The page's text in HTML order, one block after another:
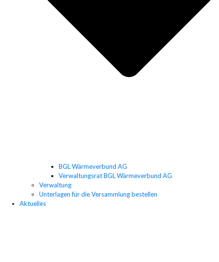
BGL Wärmeverbund AG
Verwaltungsrat BGL Wärmeverbund AG
Verwaltung
Unterlagen für die Versammlung bestellen
Aktuelles